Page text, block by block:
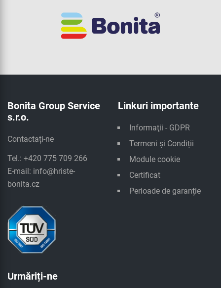
Bonita Group Service
s.r.o.
Contactați-ne
Tel.: +420 775 709 266
E-mail: info@hriste-
bonita.cz
Linkuri importante
Informaţii - GDPR
Termeni și Condiții
Module cookie
Certificat
Perioade de garanție
Urmăriți-ne